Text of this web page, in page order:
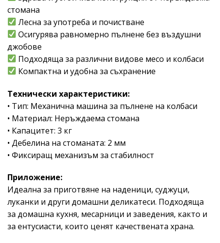
стомана
Лесна за употреба и почистване
Осигурява равномерно пълнене без въздушни
джобове
Подходяща за различни видове месо и колбаси
Компактна и удобна за съхранение
Технически характеристики:
• Тип: Механична машина за пълнене на колбаси
• Материал: Неръждаема стомана
• Капацитет: 3 кг
• Дебелина на стоманата: 2 мм
• Фиксиращ механизъм за стабилност
Приложение:
Идеална за приготвяне на наденици, суджуци,
луканки и други домашни деликатеси. Подходяща
за домашна кухня, месарници и заведения, както и
за ентусиасти, които ценят качествената храна.